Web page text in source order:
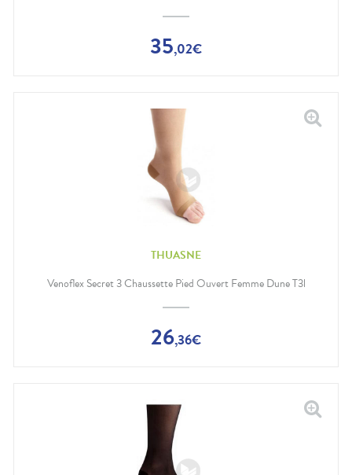
35,02€
THUASNE
Venoflex Secret 3 Chaussette Pied Ouvert Femme Dune T3l
26,36€